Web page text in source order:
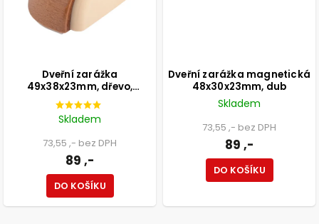
Dveřní zarážka
49x38x23mm, dřevo,
samolepící+k
přišroubování, dub
Skladem
73,55 ,- bez DPH
89 ,-
DO KOŠÍKU
Dveřní zarážka magnetická
48x30x23mm, dub
Skladem
73,55 ,- bez DPH
89 ,-
DO KOŠÍKU